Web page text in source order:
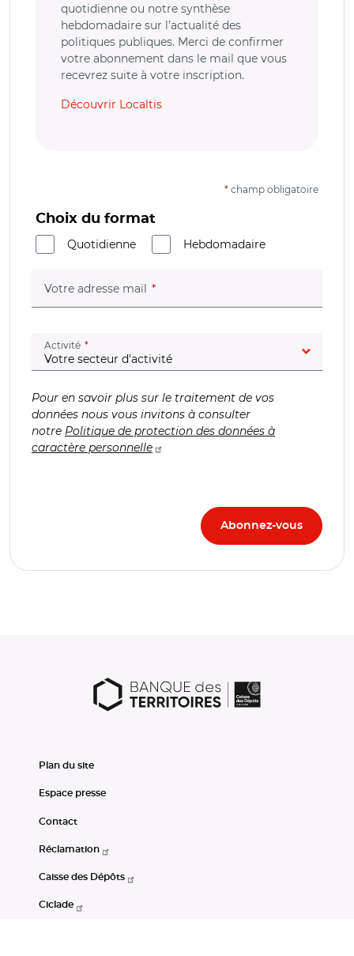
quotidienne ou notre synthèse
hebdomadaire sur l’actualité des
politiques publiques. Merci de confirmer
votre abonnement dans le mail que vous
recevrez suite à votre inscription.
Découvrir Localtis
* champ obligatoire
Choix du format
Quotidienne
Hebdomadaire
Votre adresse mail (champ obligatoire)
Activité (champ obligatoire)
Pour en savoir plus sur le traitement de vos
données nous vous invitons à consulter
notre Politique de protection des données à
caractère personnelle
Plan du site
Espace presse
Contact
Réclamation
Caisse des Dépôts
Ciclade